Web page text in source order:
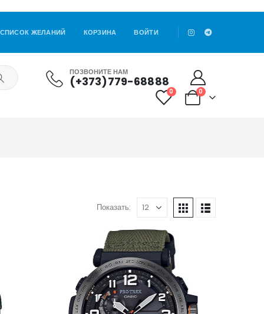
СПИСОК ЖЕЛАНИЙ КОРЗИНА ВОЙТИ
ПОЗВОНИТЕ НАМ
(+373)779-68888
0 0
Показать: